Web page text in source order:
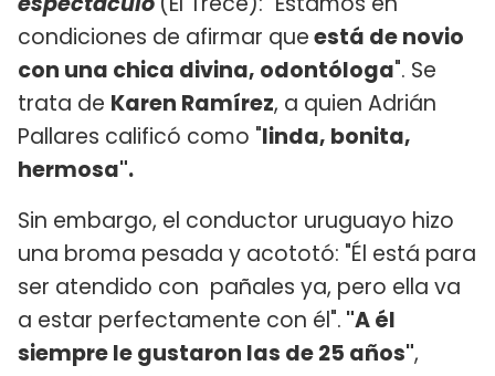
condiciones de afirmar queestá de novio
con una chica divina, odontóloga". Se
trata de Karen Ramírez, a quien Adrián
Pallares calificó como "linda, bonita,
hermosa".
Sin embargo, el conductor uruguayo hizo
una broma pesada y acototó: "Él está para
ser atendido con pañales ya, pero ella va
a estar perfectamente con él". "A él
siempre le gustaron las de 25 años",